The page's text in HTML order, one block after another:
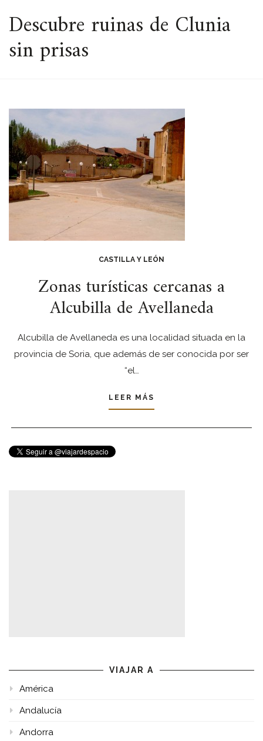
ESPACIO
Descubre ruinas de Clunia
sin prisas
CASTILLA Y LEÓN
Zonas turísticas cercanas a
Alcubilla de Avellaneda
Alcubilla de Avellaneda es una localidad situada en la
provincia de Soria, que además de ser conocida por ser
“el…
LEER MÁS
VIAJAR A
América
Andalucía
Andorra